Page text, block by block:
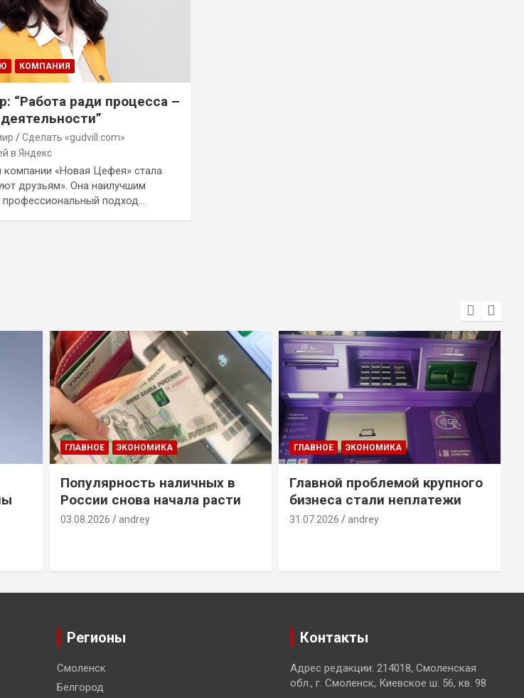
КОМПАНИЯ
“Работа ради процесса –
Сделать «gudvill.com»
в Яндекс
«Новая Цефея» стала
друзьям». Она наилучшим
подход…
ГЛАВНОЕ ЭКОНОМИКА
Популярность наличных в
России снова начала расти
03.08.2026 andrey
ГЛАВНОЕ ЭКОНОМИКА
Главной проблемой крупного
бизнеса стали неплатежи
31.07.2026 andrey
Регионы
Смоленск
Белгород
Контакты
Адрес редакции: 214018, Смоленская
обл., г. Смоленск, Киевское ш. 56, кв. 98